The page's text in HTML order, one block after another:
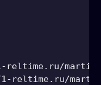
reltime.ru/
1-reltime.ru/